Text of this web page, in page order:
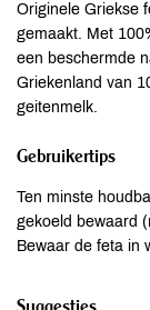
Originele Griekse
gemaakt. Met
een beschermde
Griekenland van
geitenmelk.
Gebruikertips
Ten minste
gekoeld bewaard
Bewaar de feta in
Suggesties